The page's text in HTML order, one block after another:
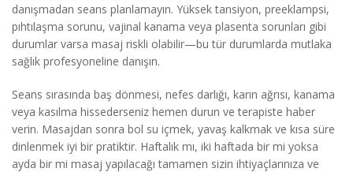
danışmadan seans planlamayın. Yüksek tansiyon, preeklampsi,
pıhtılaşma sorunu, vajinal kanama veya plasenta sorunları gibi
durumlar varsa masaj riskli olabilir—bu tür durumlarda mutlaka
sağlık profesyoneline danışın.
Seans sırasında baş dönmesi, nefes darlığı, karın ağrısı, kanama
veya kasılma hissederseniz hemen durun ve terapiste haber
verin. Masajdan sonra bol su içmek, yavaş kalkmak ve kısa süre
dinlenmek iyi bir pratiktir. Haftalık mı, iki haftada bir mi yoksa
ayda bir mi masaj yapılacağı tamamen sizin ihtiyaçlarınıza ve